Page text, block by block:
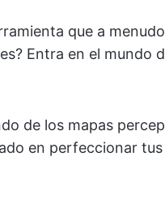
que a
Entra en el mundo
de los mapas
en perfeccionar